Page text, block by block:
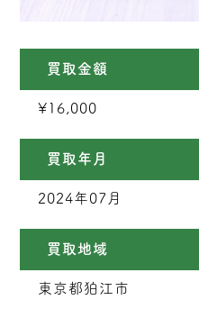
買取金額
¥16,000
買取年月
2024年07月
買取地域
東京都狛江市